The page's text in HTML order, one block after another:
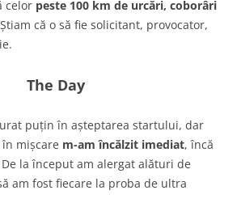
celor peste 100 km de urcări, coborâri
că o să fie solicitant, provocator,
The Day
puțin în așteptarea startului, dar
mișcare m-am încălzit imediat, încă
la început am alergat alături de
am fost fiecare la proba de ultra